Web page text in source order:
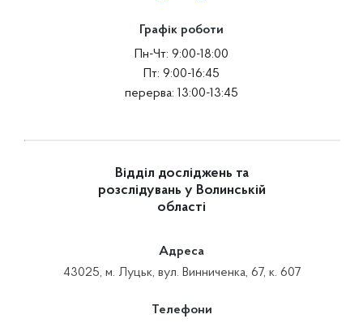
Графік роботи
Пн-Чт: 9:00-18:00
Пт: 9:00-16:45
перерва: 13:00-13:45
Відділ досліджень та
розслідувань у Волинській
області
Адреса
43025, м. Луцьк, вул. Винниченка, 67, к. 607
Телефони